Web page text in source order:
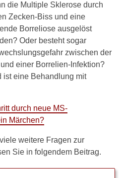
die Multiple Sklerose durch
Zecken-Biss und eine
Borreliose ausgelöst
Oder besteht sogar
zwischen der
und einer Borrelien-Infektion?
ist eine Behandlung mit
durch neue MS-
Märchen?
weitere Fragen zur
Sie in folgendem Beitrag.
auf?